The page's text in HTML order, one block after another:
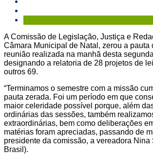
A Comissão de Legislação, Justiça e
Câmara Municipal de Natal, zerou a pauta
reunião realizada na manhã desta
designando a relatoria de 28 projetos de
outros 69.
“Terminamos o semestre com a missão
pauta zerada. Foi um período em que
maior celeridade possível porque, além
ordinárias das sessões, também
extraordinárias, bem como deliberações
matérias foram apreciadas, passando de
presidente da comissão, a vereadora Nina
Brasil).